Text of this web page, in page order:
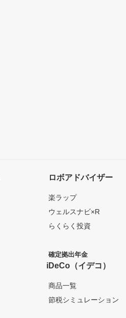
ロボアドバイザー
楽ラップ
ウェルスナビ×R
らくらく投資
確定拠出年金
iDeCo（イデコ）
商品一覧
節税シミュレーション